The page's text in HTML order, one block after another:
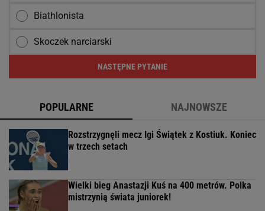
Biathlonista
Skoczek narciarski
NASTĘPNE PYTANIE
POPULARNE NAJNOWSZE
Rozstrzygnęli mecz Igi Świątek z Kostiuk. Koniec
w trzech setach
Wielki bieg Anastazji Kuś na 400 metrów. Polka
mistrzynią świata juniorek!